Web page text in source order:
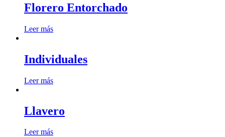
Florero Entorchado
Leer más
Individuales
Leer más
Llavero
Leer más